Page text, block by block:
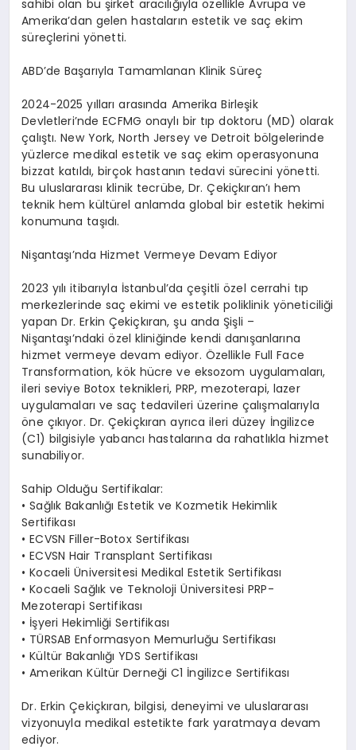
sahibi olan bu şirket aracılığıyla özellikle Avrupa ve
Amerika’dan gelen hastaların estetik ve saç ekim
süreçlerini yönetti.
ABD’de Başarıyla Tamamlanan Klinik Süreç
2024-2025 yılları arasında Amerika Birleşik
Devletleri’nde ECFMG onaylı bir tıp doktoru (MD) olarak
çalıştı. New York, North Jersey ve Detroit bölgelerinde
yüzlerce medikal estetik ve saç ekim operasyonuna
bizzat katıldı, birçok hastanın tedavi sürecini yönetti.
Bu uluslararası klinik tecrübe, Dr. Çekiçkıran’ı hem
teknik hem kültürel anlamda global bir estetik hekimi
konumuna taşıdı.
Nişantaşı’nda Hizmet Vermeye Devam Ediyor
2023 yılı itibarıyla İstanbul’da çeşitli özel cerrahi tıp
merkezlerinde saç ekimi ve estetik poliklinik yöneticiliği
yapan Dr. Erkin Çekiçkıran, şu anda Şişli –
Nişantaşı’ndaki özel kliniğinde kendi danışanlarına
hizmet vermeye devam ediyor. Özellikle Full Face
Transformation, kök hücre ve eksozom uygulamaları,
ileri seviye Botox teknikleri, PRP, mezoterapi, lazer
uygulamaları ve saç tedavileri üzerine çalışmalarıyla
öne çıkıyor. Dr. Çekiçkıran ayrıca ileri düzey İngilizce
(C1) bilgisiyle yabancı hastalarına da rahatlıkla hizmet
sunabiliyor.
Sahip Olduğu Sertifikalar:
• Sağlık Bakanlığı Estetik ve Kozmetik Hekimlik
Sertifikası
• ECVSN Filler-Botox Sertifikası
• ECVSN Hair Transplant Sertifikası
• Kocaeli Üniversitesi Medikal Estetik Sertifikası
• Kocaeli Sağlık ve Teknoloji Üniversitesi PRP-
Mezoterapi Sertifikası
• İşyeri Hekimliği Sertifikası
• TÜRSAB Enformasyon Memurluğu Sertifikası
• Kültür Bakanlığı YDS Sertifikası
• Amerikan Kültür Derneği C1 İngilizce Sertifikası
Dr. Erkin Çekiçkıran, bilgisi, deneyimi ve uluslararası
vizyonuyla medikal estetikte fark yaratmaya devam
ediyor.